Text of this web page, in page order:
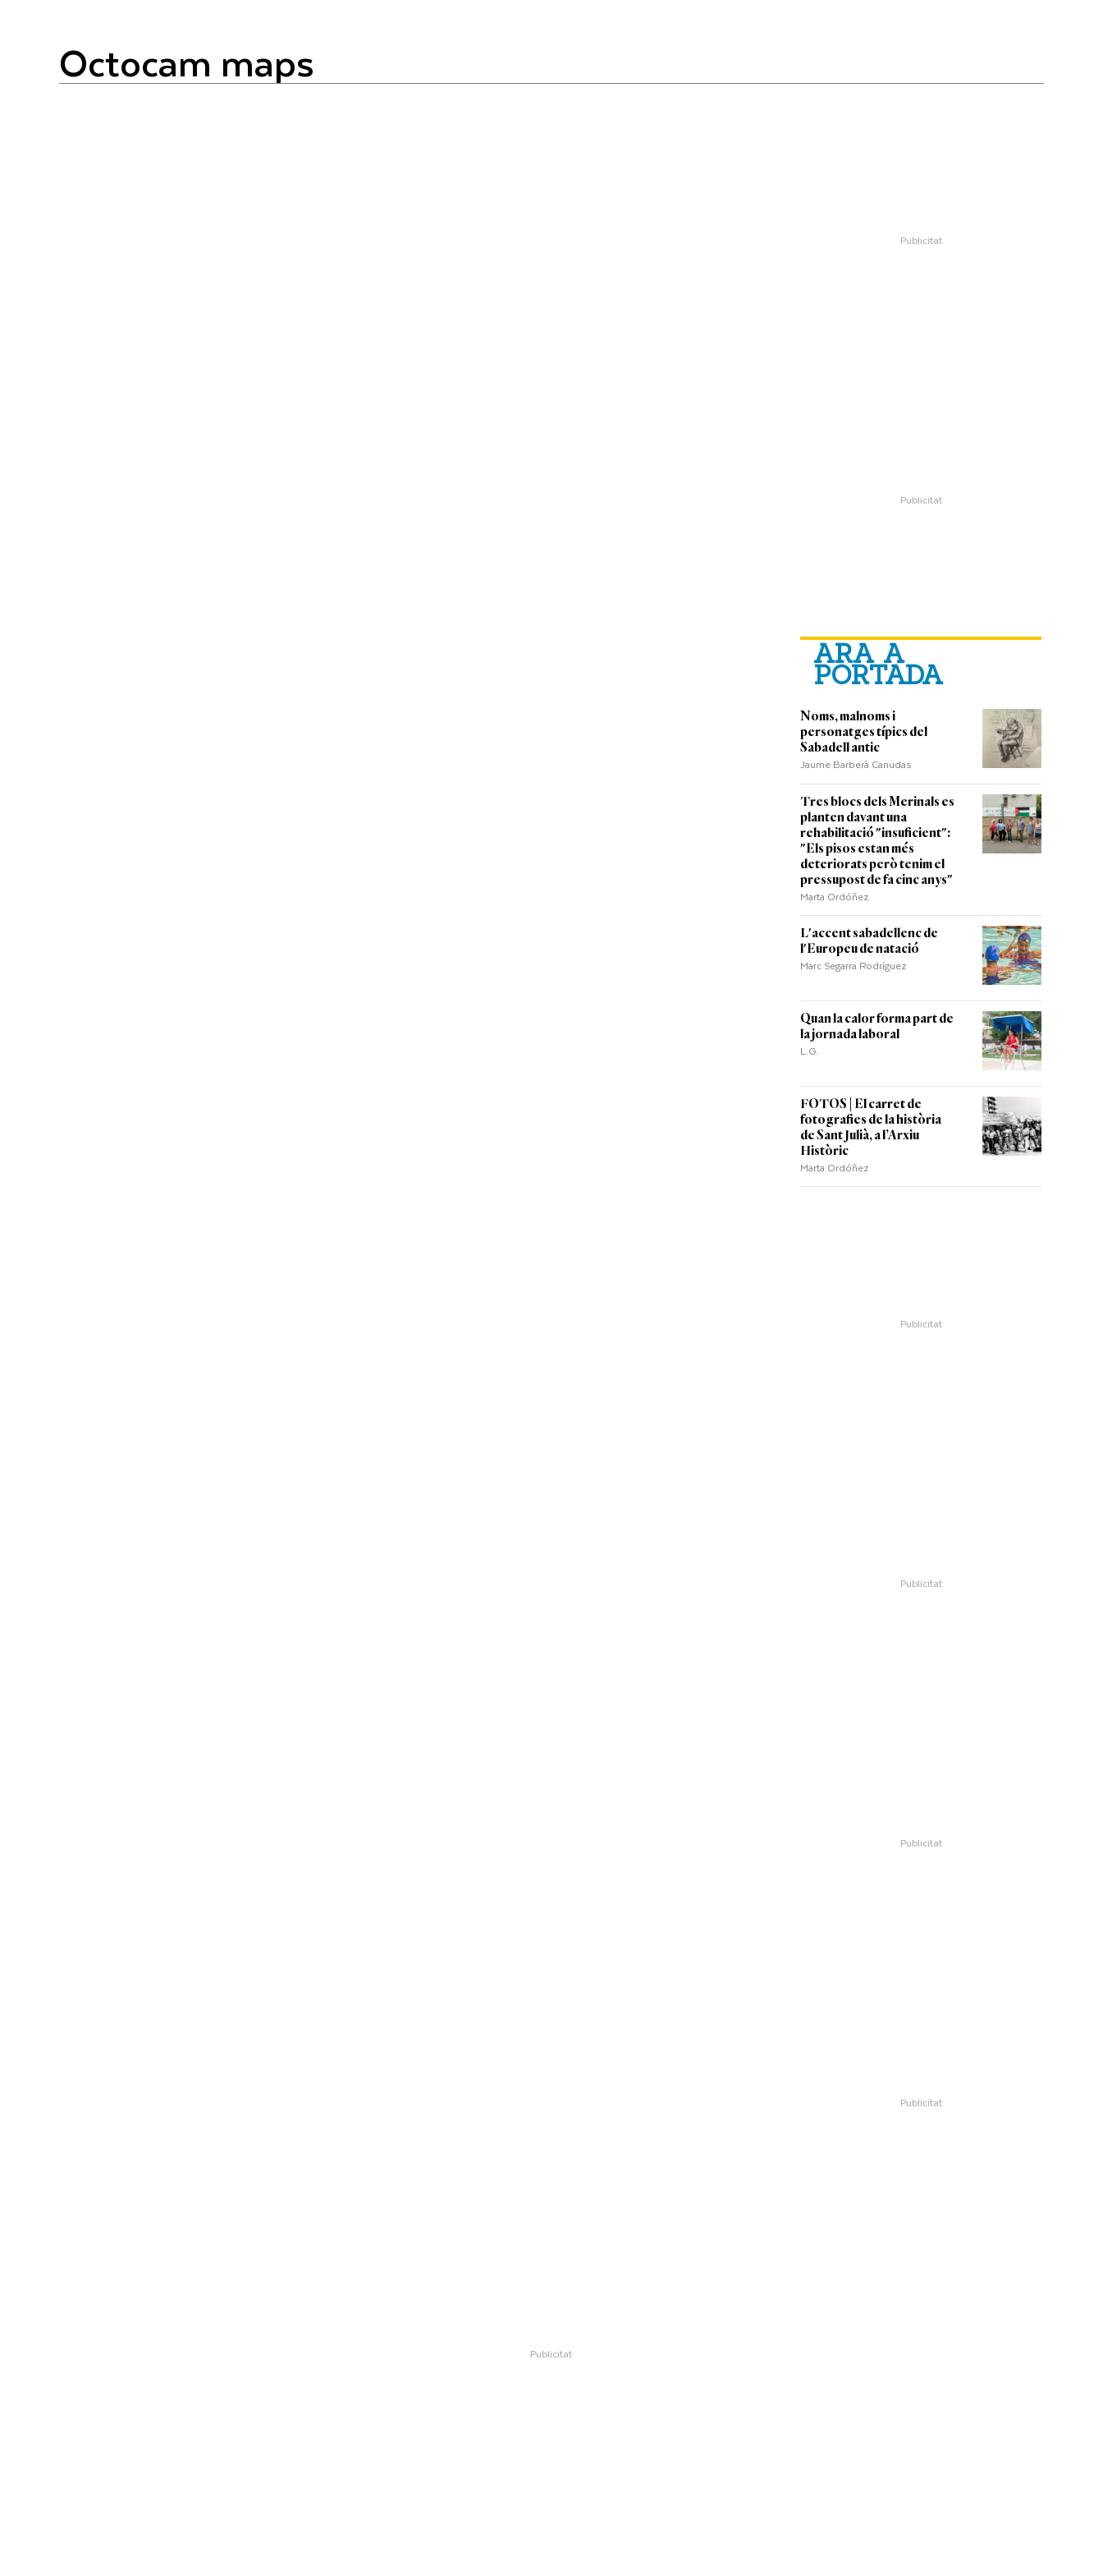
octocam maps
ARA A
PORTADA
Noms, malnoms i
personatges típics del
Sabadell antic
Jaume Barberà Canudas
Tres blocs dels Merinals es
planten davant una
rehabilitació "insuficient":
"Els pisos estan més
deteriorats però tenim el
pressupost de fa cinc anys"
Marta Ordóñez
L'accent sabadellenc de
l'Europeu de natació
Marc Segarra Rodríguez
Quan la calor forma part de
la jornada laboral
L.G.
FOTOS | El carret de
fotografies de la història
de Sant Julià, a l’Arxiu
Històric
Marta Ordóñez